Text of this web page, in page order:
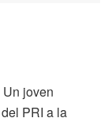
joven
PRI a la